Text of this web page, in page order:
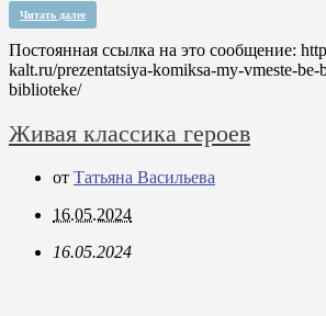
Читать далее
Постоянная ссылка на это сообщение:
kalt.ru/prezentatsiya-komiksa-my-vmeste-
biblioteke/
Живая классика героев
от Татьяна Васильева
16.05.2024
16.05.2024